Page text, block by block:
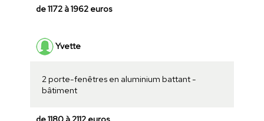
de 1172 à 1962 euros
Yvette
2 porte-fenêtres en aluminium battant -
bâtiment